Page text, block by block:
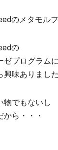
のメタモル
の
ゼプログラムに
味ありました
物でもないし
ら・・・